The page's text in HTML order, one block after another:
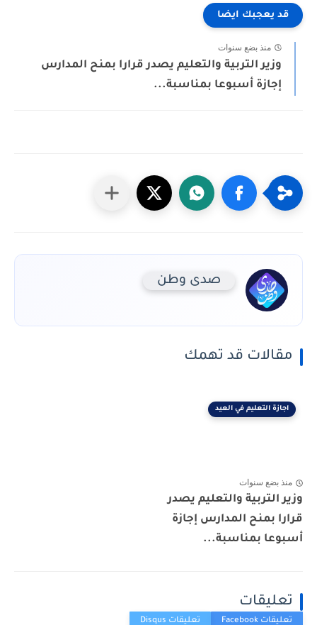
قد يعجبك ايضا
منذ بضع سنوات
وزير التربية والتعليم يصدر قرارا بمنح المدارس
إجازة أسبوعا بمناسبة...
صدى وطن
مقالات قد تهمك
اجازة التعليم في العيد
منذ بضع سنوات
وزير التربية والتعليم يصدر
قرارا بمنح المدارس إجازة
أسبوعا بمناسبة...
تعليقات